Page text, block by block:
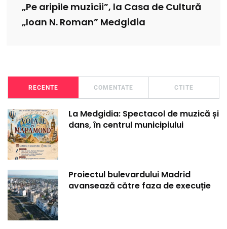
„Pe aripile muzicii”, la Casa de Cultură
„Ioan N. Roman” Medgidia
RECENTE COMENTATE CTITE
La Medgidia: Spectacol de muzică și
dans, în centrul municipiului
Proiectul bulevardului Madrid
avansează către faza de execuție